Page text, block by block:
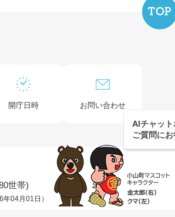
開庁日時 お問い合わせ
世帯)
年04月01日）